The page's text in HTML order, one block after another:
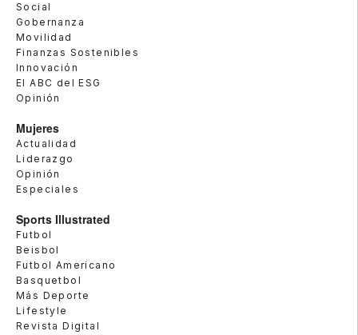
Social
Gobernanza
Movilidad
Finanzas Sostenibles
Innovación
El ABC del ESG
Opinión
Mujeres
Actualidad
Liderazgo
Opinión
Especiales
Sports Illustrated
Futbol
Beisbol
Futbol Americano
Basquetbol
Más Deporte
Lifestyle
Revista Digital